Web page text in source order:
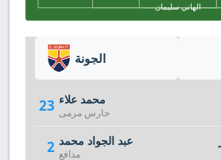
الهاني سليمان
الجونة
23 محمد علاء
حارس مرمى
2 عبد الجواد محمد
مدافع